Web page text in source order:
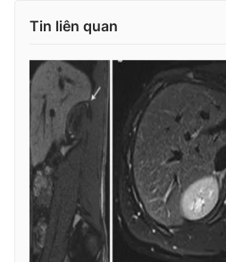
THỜI BÁO VTV
Theo dõi báo trên
Cơ quan chủ quản: Đài Truyền
Cơ quan báo chí:
Thời báo VTV
Tin liên quan